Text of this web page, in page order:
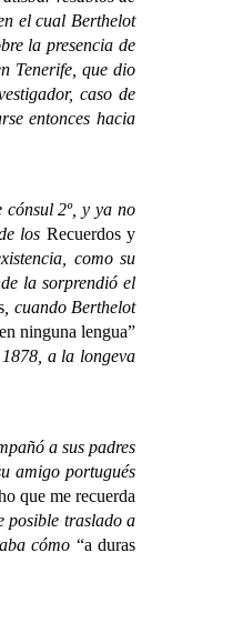
el cual Berthelot
la presencia de
Tenerife, que dio
caso de
entonces hacia
2º, y ya no
los Recuerdos y
como su
la sorprendió el
, cuando Berthelot
ninguna lengua”
a la longeva
a sus padres
amigo portugués
que me recuerda
posible traslado a
cómo “a duras